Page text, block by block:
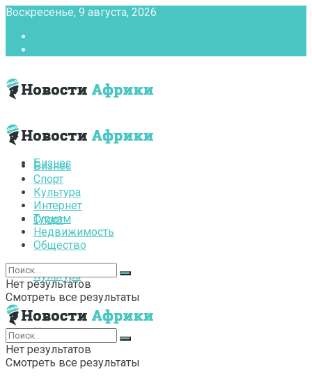
Воскресенье, 9 августа, 2026
Бизнес
Спорт
Культура
Интернет
Бизнес
Спорт
Культура
Интернет
Туризм
Недвижимость
Общество
Нет результатов
Смотреть все результаты
Нет результатов
Смотреть все результаты